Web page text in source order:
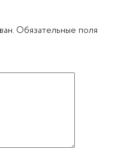
Обязательные поля